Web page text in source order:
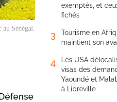
Sénégal.
exemptés, et
fichés
3
Tourisme en
maintient son
4
Les USA
visas des
Yaoundé et
à Libreville